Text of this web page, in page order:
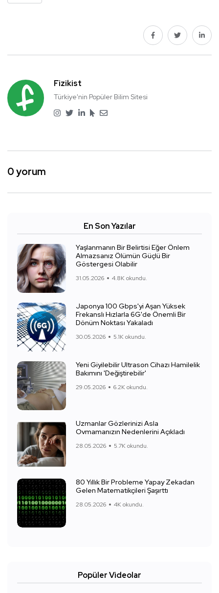
Fizikist
Türkiye'nin Popüler Bilim Sitesi
0 yorum
En Son Yazılar
Yaşlanmanın Bir Belirtisi Eğer Önlem
Almazsanız Ölümün Güçlü Bir
Göstergesi Olabilir
31.05.2026 4.8K okundu.
Japonya 100 Gbps'yi Aşan Yüksek
Frekanslı Hızlarla 6G'de Önemli Bir
Dönüm Noktası Yakaladı
30.05.2026 5.1K okundu.
Yeni Giyilebilir Ultrason Cihazı Hamilelik
Bakımını 'Değiştirebilir'
29.05.2026 6.2K okundu.
Uzmanlar Gözlerinizi Asla
Ovmamanızın Nedenlerini Açıkladı
28.05.2026 5.7K okundu.
80 Yıllık Bir Probleme Yapay Zekadan
Gelen Matematikçileri Şaşırttı
28.05.2026 4K okundu.
Popüler Videolar